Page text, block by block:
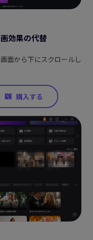
効果の代替
面から下にスクロールし